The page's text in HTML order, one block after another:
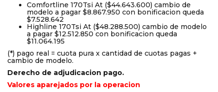
Comfortline 170Tsi At ($44.643.600) cambio de
modelo a pagar $8.867.950 con bonificacion queda
$7.528.642
Highline 170Tsi At ($48.288.500) cambio de modelo
a pagar $12.512.850 con bonificacion queda
$11.064.195
(*) pago real = cuota pura x cantidad de cuotas pagas +
cambio de modelo.
Derecho de adjudicacion pago.
Valores aparejados por la operacion